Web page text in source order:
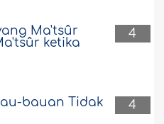
4
Ma'tsûr
ketika
4
bauan Tidak